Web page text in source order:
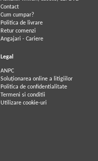
Contact
Cum cumpar?
Politica de livrare
Retur comenzi
Angajari - Cariere
Legal
ANPC
Soluționarea online a litigiilor
Politica de confidentialitate
Termeni si conditii
Utilizare cookie-uri